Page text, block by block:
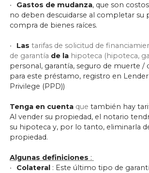
Gastos de mudanza, que son
no deben descuidarse al completar su
compra de bienes raíces.
Las tarifas de solicitud de
de garantía de la hipoteca (hipoteca,
personal, garantía, seguro de muerte /
para este préstamo, registro en
Privilege (PPD))
Tenga en cuenta que también hay
Al vender su propiedad, el notario
su hipoteca y, por lo tanto, eliminarla
propiedad.
Algunas definiciones :
Colateral : Este último tipo de